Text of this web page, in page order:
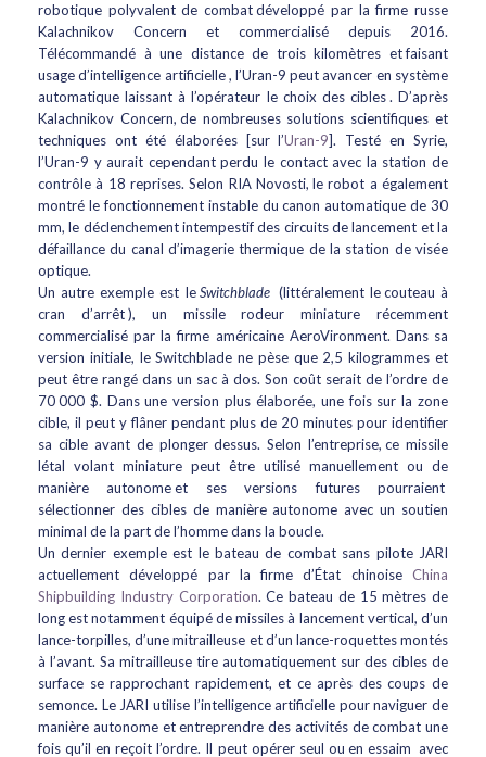
robotique polyvalent de combat développé par la firme russe
Kalachnikov Concern et commercialisé depuis 2016.
Télécommandé à une distance de trois kilomètres et faisant
usage d’intelligence artificielle , l’Uran-9 peut avancer en système
automatique laissant à l’opérateur le choix des cibles . D’après
Kalachnikov Concern, de nombreuses solutions scientifiques et
techniques ont été élaborées [sur l’Uran-9]. Testé en Syrie,
l’Uran-9 y aurait cependant perdu le contact avec la station de
contrôle à 18 reprises. Selon RIA Novosti, le robot a également
montré le fonctionnement instable du canon automatique de 30
mm, le déclenchement intempestif des circuits de lancement et la
défaillance du canal d’imagerie thermique de la station de visée
optique.
Un autre exemple est leSwitchblade(littéralement le couteau à
cran d’arrêt ), un missile rodeur miniature récemment
commercialisé par la firme américaine AeroVironment. Dans sa
version initiale, le Switchblade ne pèse que 2,5 kilogrammes et
peut être rangé dans un sac à dos. Son coût serait de l’ordre de
70 000 $. Dans une version plus élaborée, une fois sur la zone
cible, il peut y flâner pendant plus de 20 minutes pour identifier
sa cible avant de plonger dessus. Selon l’entreprise, ce missile
létal volant miniature peut être utilisé manuellement ou de
manière autonome et ses versions futures pourraient
sélectionner des cibles de manière autonome avec un soutien
minimal de la part de l’homme dans la boucle.
Un dernier exemple est le bateau de combat sans pilote JARI
actuellement développé par la firme d’État chinoise China
Shipbuilding Industry Corporation. Ce bateau de 15 mètres de
long est notamment équipé de missiles à lancement vertical, d’un
lance-torpilles, d’une mitrailleuse et d’un lance-roquettes montés
à l’avant. Sa mitrailleuse tire automatiquement sur des cibles de
surface se rapprochant rapidement, et ce après des coups de
semonce. Le JARI utilise l’intelligence artificielle pour naviguer de
manière autonome et entreprendre des activités de combat une
fois qu’il en reçoit l’ordre. Il peut opérer seul ou en essaim avec